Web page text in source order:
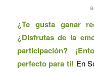
¿Te gusta ganar
¿Disfrutas de la
participación?
perfecto para ti! En